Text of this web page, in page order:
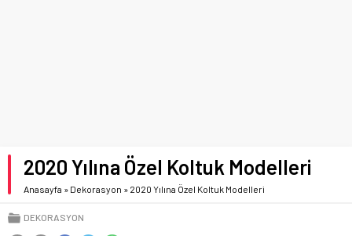
2020 Yılına Özel Koltuk Modelleri
Anasayfa » Dekorasyon » 2020 Yılına Özel Koltuk Modelleri
DEKORASYON